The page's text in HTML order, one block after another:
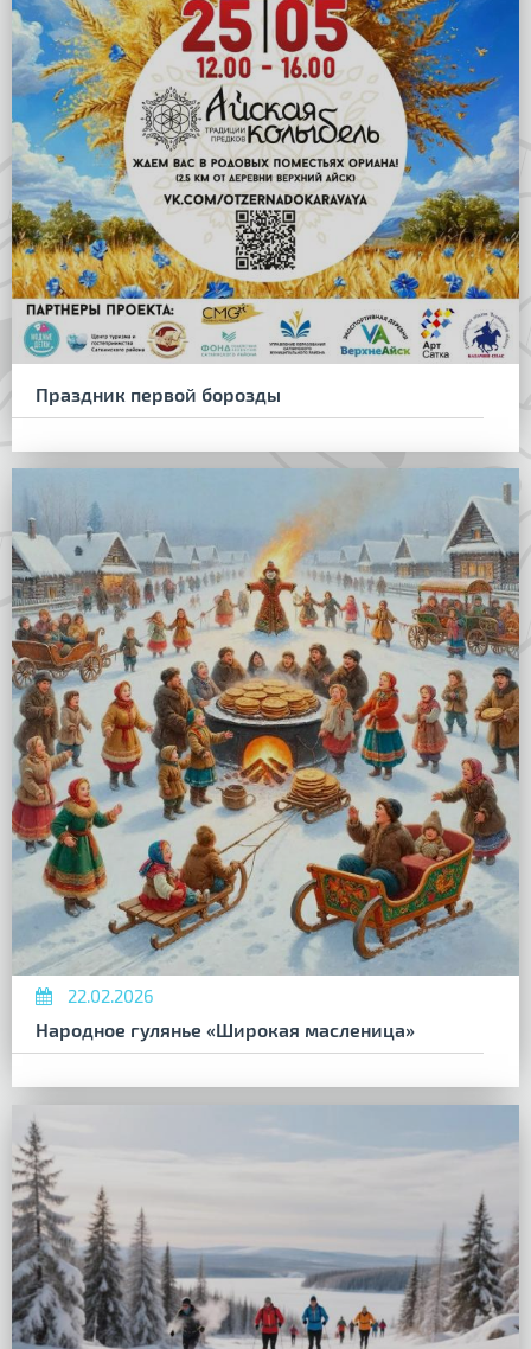
Праздник первой борозды
22.02.2026
Народное гулянье «Широкая масленица»